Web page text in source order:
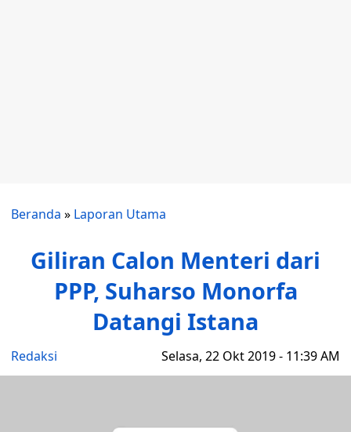
Beranda » Laporan Utama
Giliran Calon Menteri dari
PPP, Suharso Monorfa
Datangi Istana
Redaksi Selasa, 22 Okt 2019 - 11:39 AM